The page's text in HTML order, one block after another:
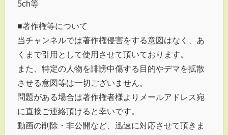
5ch等
■著作権等について
当チャンネルでは著作権侵害をする意図はなく、あ
くまで引用として使用させて頂いております。
また、特定の人物を誹謗中傷する目的やデマを拡散
させる意図等は一切ございません。
問題がある場合は著作権者様よりメールアドレス宛
に直接ご連絡頂けると幸いです。
動画の削除・非公開など、迅速に対応させて頂きま